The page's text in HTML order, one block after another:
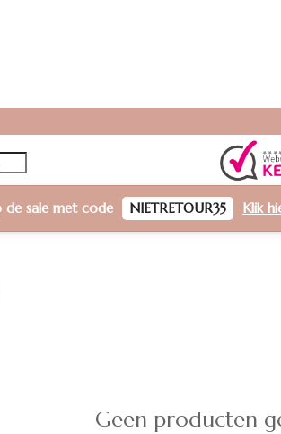
de sale met code NIETRETOUR35 Klik
Geen producten